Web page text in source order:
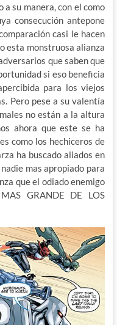
su manera, con el como
consecución antepone
casi le hacen
esta monstruosa alianza
que saben que
si eso beneficia
para los viejos
Pero pese a su valentía
no están a la altura
ahora que este se ha
como los hechiceros de
ha buscado aliados en
mas apropiado para
que el odiado enemigo
GRANDE DE LOS